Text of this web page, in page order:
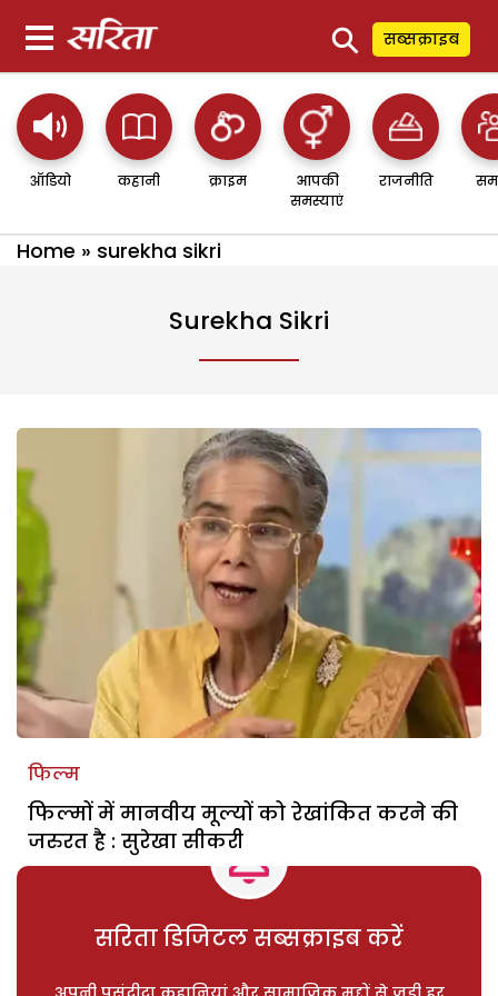
⚲ सब्सक्राइब
ऑडियो कहानी क्राइम
आपकी
समस्याएं
राजनीति
Home » surekha sikri
Surekha Sikri
फिल्म
फिल्मों में मानवीय मूल्यों को रेखांकित करने की
जरुरत है : सुरेखा सीकरी
सरिता डिजिटल सब्सक्राइब करें